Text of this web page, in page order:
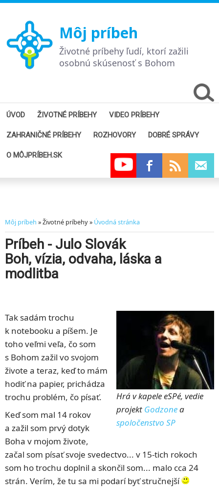
Môj príbeh
Životné príbehy ľudí, ktorí zažili
osobnú skúsenosť s Bohom
ÚVOD ŽIVOTNÉ PRÍBEHY VIDEO PRÍBEHY
ZAHRANIČNÉ PRÍBEHY ROZHOVORY DOBRÉ SPRÁVY
O MÔJPRÍBEH.SK
Môj príbeh » Životné príbehy » Úvodná stránka
Príbeh - Julo Slovák
Boh, vízia, odvaha, láska a
modlitba
Hrá v kapele eSPé, vedie
projekt Godzonea
spoločenstvo SP
Tak sadám trochu
k notebooku a píšem. Je
toho veľmi veľa, čo som
s Bohom zažil vo svojom
živote a teraz, keď to mám
hodiť na papier, prichádza
trochu problém, čo písať.
Keď som mal 14 rokov
a zažil som prvý dotyk
Boha v mojom živote,
začal som písať svoje svedectvo... v 15-tich rokoch
som ho trochu doplnil a skončil som... malo cca 24
strán. Verím, že tu sa mi podarí byť stručnejší